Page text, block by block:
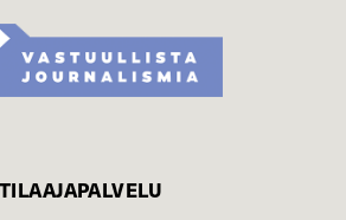
TILAAJAPALVELU